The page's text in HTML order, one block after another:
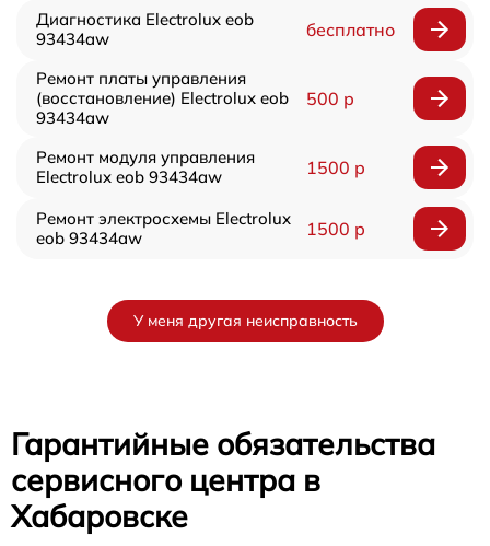
Диагностика Electrolux eob
93434aw
бесплатно
Ремонт платы управления
(восстановление) Electrolux eob
93434aw
500 р
Ремонт модуля управления
Electrolux eob 93434aw
1500 р
Ремонт электросхемы Electrolux
eob 93434aw
1500 р
У меня другая неисправность
Гарантийные обязательства
сервисного центра в
Хабаровске